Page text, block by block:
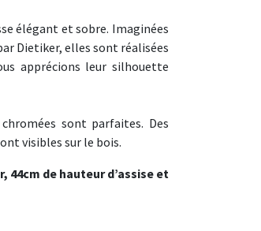
élégant et sobre. Imaginées
Dietiker, elles sont réalisées
apprécions leur silhouette
sont parfaites. Des
visibles sur le bois.
44cm de hauteur d’assise et